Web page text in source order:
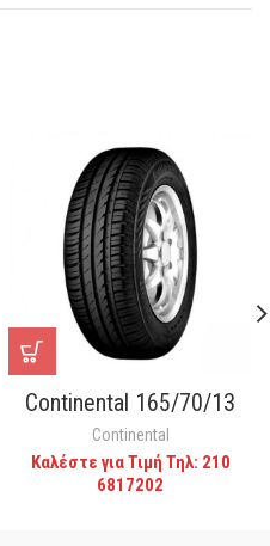
Continental 165/70/13
Continental
Καλέστε για Τιμή Τηλ: 210
6817202